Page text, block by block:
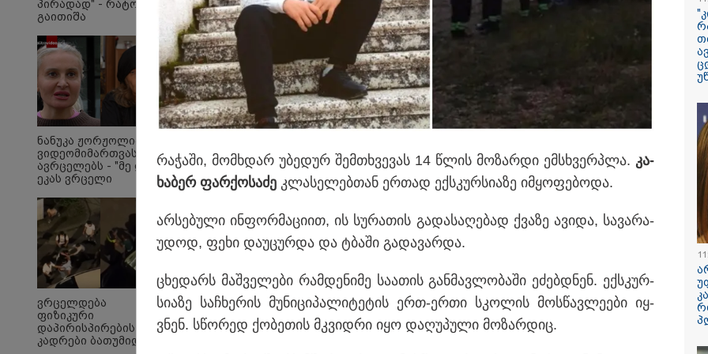
სონიძის განმარტებით, ჩანაწერში ვალერ იმნაძე
ქმედება არ უნდა ჩაედინა და არასწორად მოიქცა
პოპულარული
რეალურ
"ბავშვობიდან
ფანატიკურად
მარტინ
ენასა და
შეყვარებული
ჩაიდინა
დანაშაული" -
ავალიანის
პროკურორი ნია
მამის
ჩანაწერის
დედამიწაზე
წარმოშობის
არსებული
თავდაყირა
პირადად" - რატომ
გაითიშა
საქართველოს
მასშტაბით
რამდენჯერმე: რას
ამბობს ირაკლი
კობახიძე?
ნანუკა ჟორჟოლიანი
ვიდეომიმართვას
ავრცელებს - "მე და
ეკას ვრცელი
ვრცელდება
ფიზიკური
დაპირისპირების
კადრები ბათუმიდან -
რა­ჭა­ში, მომ­ხდარ უბე­დურ შემ­თხვე­ვას 14 წლის მო­ზარ­დი ემსხვერ­პლა. კა­
ხა­ბერ ფარ­ქო­სა­ძე კლა­სე­ლებ­თან ერ­თად ექ­სკურ­სი­ა­ზე იმ­ყო­ფე­ბო­და.
არ­სე­ბუ­ლი ინ­ფორ­მა­ცი­ით, ის სუ­რა­თის გა­და­სა­ღე­ბად ქვა­ზე ავი­და, სა­ვა­რა­
უ­დოდ, ფეხი და­უ­ცურ­და და ტბა­ში გა­და­ვარ­და.
ცხე­დარს მაშ­ვე­ლე­ბი რამ­დე­ნი­მე სა­ა­თის გან­მავ­ლო­ბა­ში ეძებ­დნენ. ექ­სკურ­
სი­ა­ზე სა­ჩხე­რის მუ­ნი­ცი­პა­ლი­ტე­ტის ერთ-ერთი სკო­ლის მოს­წავ­ლე­ე­ბი იყ­
ვნენ. სწო­რედ ქო­ბე­თის მკვიდ­რი იყო და­ღუ­პუ­ლი მო­ზარ­დიც.